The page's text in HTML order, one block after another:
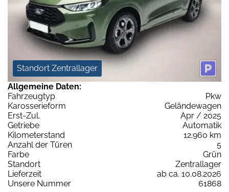
Standort Zentrallager
Allgemeine Daten:
Fahrzeugtyp
Pkw
Karosserieform
Geländewagen
Erst-Zul.
Apr / 2025
Getriebe
Automatik
Kilometerstand
12.960 km
Anzahl der Türen
5
Farbe
Grün
Standort
Zentrallager
Lieferzeit
ab ca. 10.08.2026
Unsere Nummer
61868